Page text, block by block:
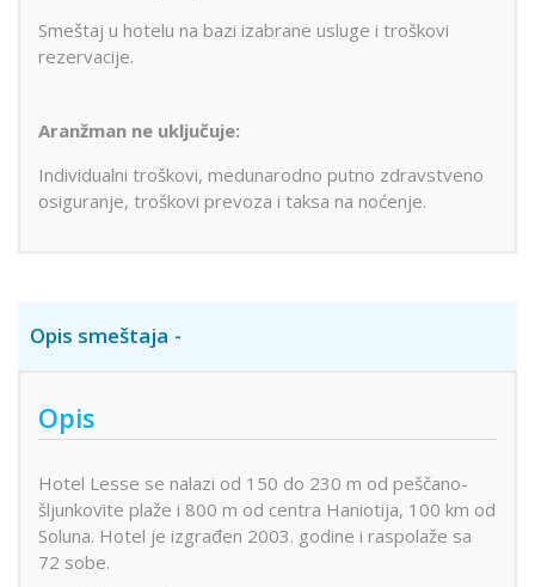
Smeštaj u hotelu na bazi izabrane usluge i troškovi
rezervacije.
Aranžman ne uključuje:
Individualni troškovi, medunarodno putno zdravstveno
osiguranje, troškovi prevoza i taksa na noćenje.
Opis smeštaja
Opis
Hotel Lesse se nalazi od 150 do 230 m od peščano-
šljunkovite plaže i 800 m od centra Haniotija, 100 km od
Soluna. Hotel je izgrađen 2003. godine i raspolaže sa
72 sobe.